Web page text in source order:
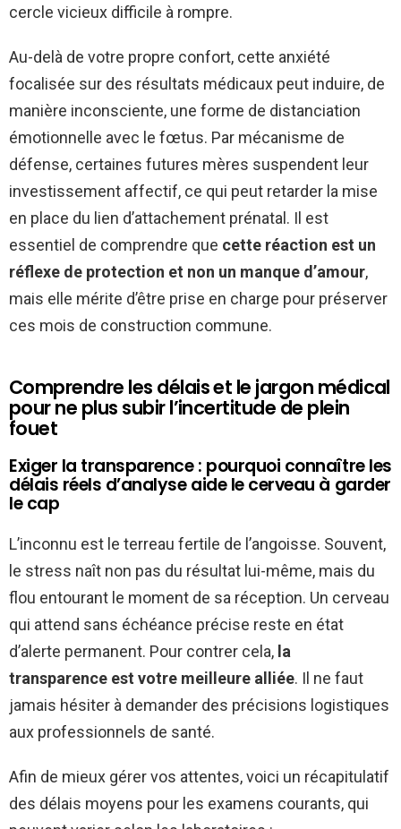
cercle vicieux difficile à rompre.
Au-delà de votre propre confort, cette anxiété
focalisée sur des résultats médicaux peut induire, de
manière inconsciente, une forme de distanciation
émotionnelle avec le fœtus. Par mécanisme de
défense, certaines futures mères suspendent leur
investissement affectif, ce qui peut retarder la mise
en place du lien d’attachement prénatal. Il est
essentiel de comprendre que cette réaction est un
réflexe de protection et non un manque d’amour,
mais elle mérite d’être prise en charge pour préserver
ces mois de construction commune.
Comprendre les délais et le jargon médical
pour ne plus subir l’incertitude de plein
fouet
Exiger la transparence : pourquoi connaître les
délais réels d’analyse aide le cerveau à garder
le cap
L’inconnu est le terreau fertile de l’angoisse. Souvent,
le stress naît non pas du résultat lui-même, mais du
flou entourant le moment de sa réception. Un cerveau
qui attend sans échéance précise reste en état
d’alerte permanent. Pour contrer cela, la
transparence est votre meilleure alliée. Il ne faut
jamais hésiter à demander des précisions logistiques
aux professionnels de santé.
Afin de mieux gérer vos attentes, voici un récapitulatif
des délais moyens pour les examens courants, qui